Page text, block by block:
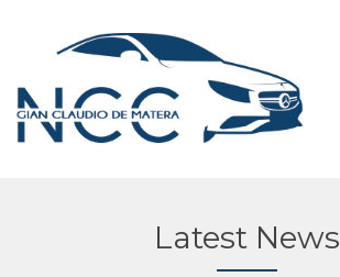
Latest News